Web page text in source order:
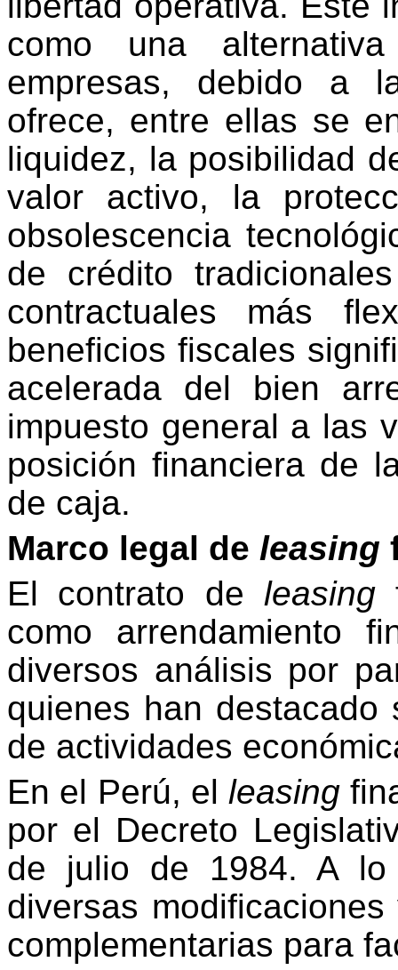
como una
empresas, debido a
ofrece, entre ellas se
liquidez, la posibilidad
valor activo, la
obsolescencia
de crédito
contractuales más
beneficios fiscales
acelerada del bien
impuesto general a las
posición financiera de
de caja.
Marco legal de leasing
El contrato de leasing
como arrendamiento
diversos análisis por
quienes han
de actividades
En el Perú, el leasing
por el Decreto
de julio de 1984. A lo
diversas
complementarias para